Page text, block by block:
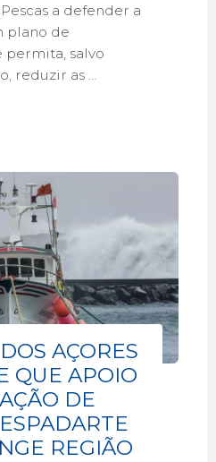
a defender a
plano de
permita, salvo
reduzir as …
AÇORES
QUE APOIO
DE
REGIÃO